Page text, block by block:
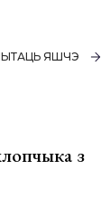
ЯШЧЭ
з